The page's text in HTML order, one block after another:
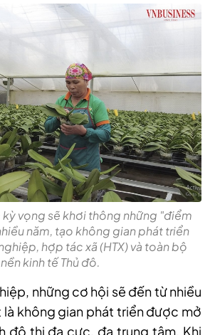
vọng sẽ khơi thông những "điểm
năm, tạo không gian phát triển
hợp tác xã (HTX) và toàn bộ
nền kinh tế Thủ đô.
những cơ hội sẽ đến từ nhiều
là không gian phát triển được mở
đô thị đa cực, đa trung tâm. Khi